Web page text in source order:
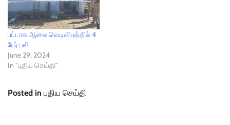
பட்டாசு ஆலை வெடிவிபத்தில் 4
பேர் பலி
June 29, 2024
In "புதிய செய்தி"
Posted in புதிய செய்தி